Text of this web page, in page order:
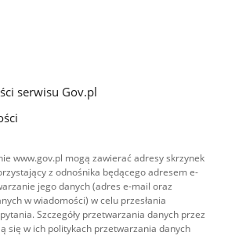
serwisu Gov.pl
www.gov.pl mogą zawierać adresy skrzynek
z odnośnika będącego adresem e-
jego danych (adres e-mail oraz
w wiadomości) w celu przesłania
Szczegóły przetwarzania danych przez
się w ich politykach przetwarzania danych